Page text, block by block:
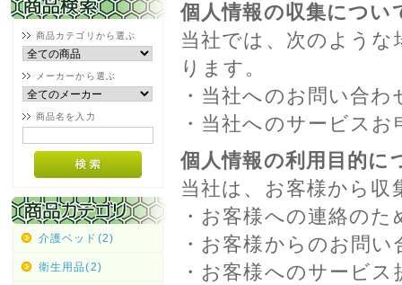
商品カテゴリから選ぶ
メーカーから選ぶ
商品名を入力
介護ベッド(2)
衛生用品(2)
個人情報の収集につい
当社では、次のよう
ります。
・当社へのお問い合わ
・当社へのサービスお
個人情報の利用目的に
当社は、お客様から
・お客様への連絡のた
・お客様からのお問
・お客様へのサービ